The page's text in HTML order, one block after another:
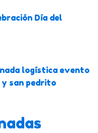
Día del
logística evento
san pedrito